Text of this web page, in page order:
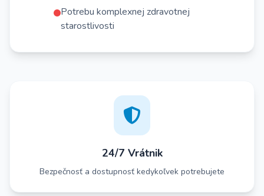
Potrebu komplexnej zdravotnej
starostlivosti
24/7 Vrátnik
Bezpečnosť a dostupnosť kedykoľvek potrebujete